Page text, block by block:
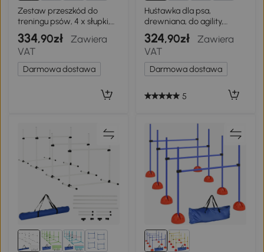
1+
Zestaw przeszkód do
treningu psów, 4 x słupki,
żółty
334,90zł
Zawiera
VAT
Darmowa dostawa
Huśtawka dla psa,
drewniana, do agility,
zabawka dla dużych psów
324,90zł
Zawiera
VAT
Darmowa dostawa
5